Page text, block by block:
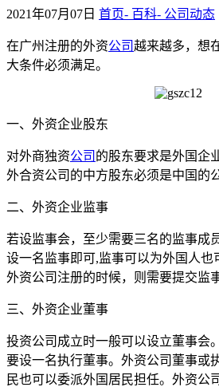
2021年07月07日 首页- 百科- 公司动态
在广州注册的外资公司越来越多，想
大条件必须满足。
一、外资企业股东
对外商独资公司 的股东要求是外国企
外合资公司的中方股东必须是中国的
二、外资企业监事
若设监事会，至少需要三名的监事成
设一名监事即可,监事可以为外国人也
外资公司注册的时候，则需要提交监
三、外资企业董事
投资公司成立时一般可以设立董事会
要设一名执行董事。外资公司董事或
民也可以委派外国居民担任。外资公